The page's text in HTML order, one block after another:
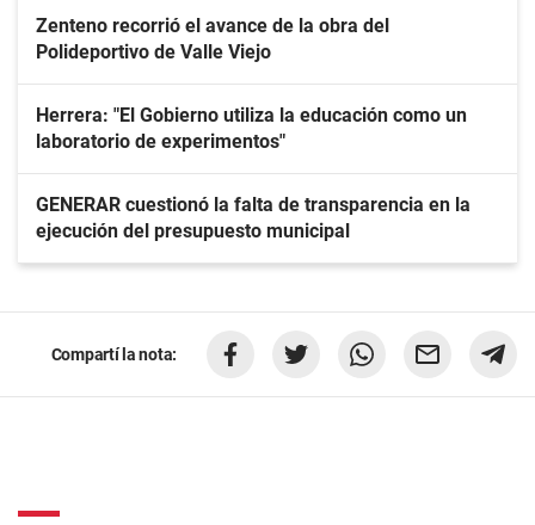
Zenteno recorrió el avance de la obra del
Polideportivo de Valle Viejo
Herrera: "El Gobierno utiliza la educación como un
laboratorio de experimentos"
GENERAR cuestionó la falta de transparencia en la
ejecución del presupuesto municipal
Compartí la nota: